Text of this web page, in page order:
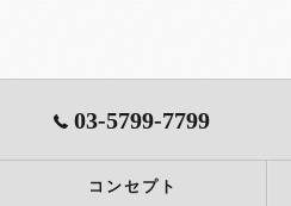
03-5799-7799
コンセプト